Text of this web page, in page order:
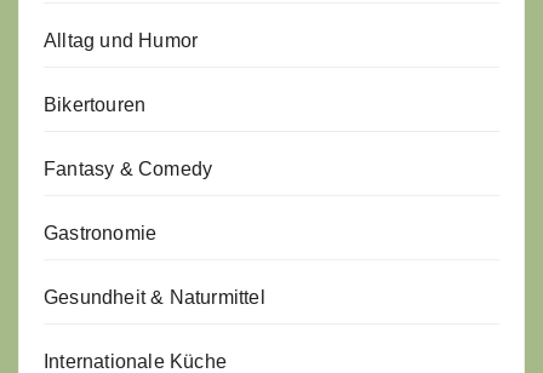
Alltag und Humor
Bikertouren
Fantasy & Comedy
Gastronomie
Gesundheit & Naturmittel
Internationale Küche